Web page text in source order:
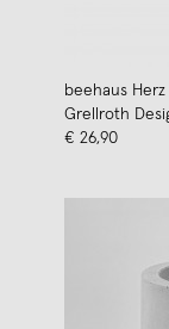
beehaus
Grellroth
€ 26,90